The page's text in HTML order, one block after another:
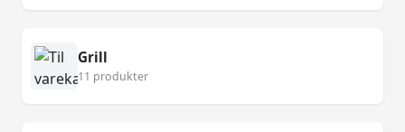
Grill
11 produkter